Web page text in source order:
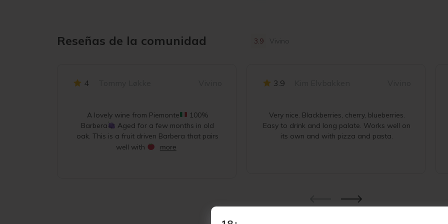
Reseñas de la comunidad 3.9 Vivino
4
A lovely wine from Piemonte
100%
Barbera
Aged for a few months in old
oak. This is a fruit driven Barbera that pairs
well with
more
3.9
Very nice. Blackberries, cherry, blueberries.
Easy to drink and long palate. Works well on
its own and with pizza and pasta.